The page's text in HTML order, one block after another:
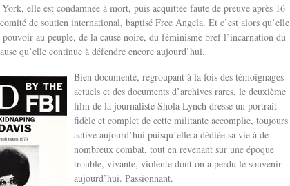
elle est condamnée à mort, puis acquittée faute de preuve après 16
de soutien international, baptisé Free Angela. Et c’est alors qu’elle
au peuple, de la cause noire, du féminisme bref l’incarnation du
qu’elle continue à défendre encore aujourd’hui.
Bien documenté, regroupant à la fois des témoignages
actuels et des documents d’archives rares, le deuxième
film de la journaliste Shola Lynch dresse un portrait
fidèle et complet de cette militante accomplie, toujours
active aujourd’hui puisqu’elle a dédiée sa vie à de
nombreux combat, tout en revenant sur une époque
trouble, vivante, violente dont on a perdu le souvenir
aujourd’hui. Passionnant.